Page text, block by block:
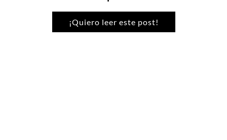
¡Quiero leer este post!